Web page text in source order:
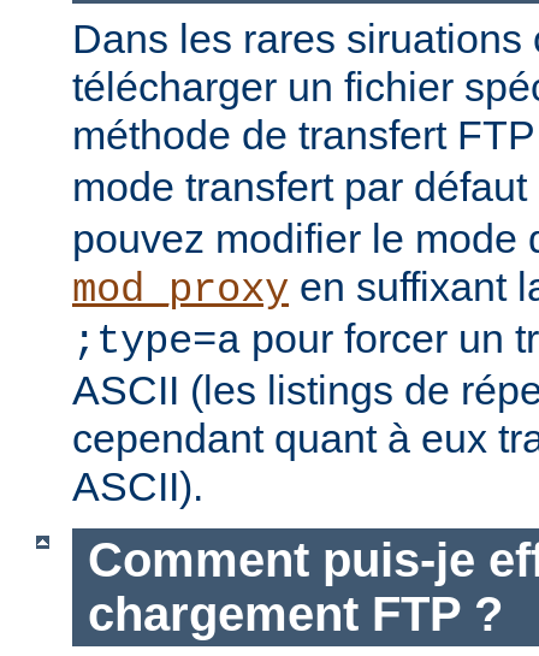
Dans les rares siruations
télécharger un fichier
méthode de transfert
mode transfert par
pouvez modifier le mode
mod_proxy en suffixant
;type=a pour forcer un
ASCII (les listings de
cependant quant à eux
ASCII).
Comment puis-je
chargement FTP ?